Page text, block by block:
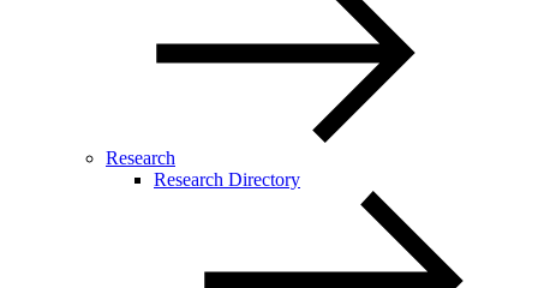
Research
Research Directory